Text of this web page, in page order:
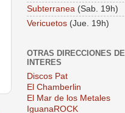
Subterranea (Sab. 19h)
Vericuetos (Jue. 19h)
OTRAS DIRECCIONES DE
INTERES
Discos Pat
El Chamberlin
El Mar de los Metales
IguanaROCK